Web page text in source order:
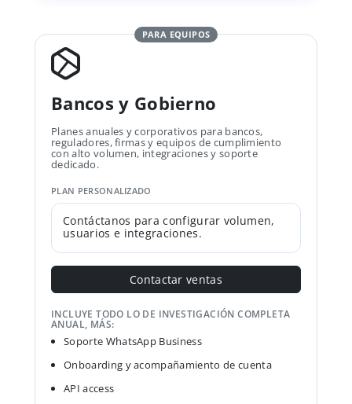
PARA EQUIPOS
Bancos y Gobierno
Planes anuales y corporativos para bancos,
reguladores, firmas y equipos de cumplimiento
con alto volumen, integraciones y soporte
dedicado.
PLAN PERSONALIZADO
Contáctanos para configurar volumen,
usuarios e integraciones.
Contactar ventas
INCLUYE TODO LO DE INVESTIGACIÓN COMPLETA
ANUAL, MÁS:
Soporte WhatsApp Business
Onboarding y acompañamiento de cuenta
API access